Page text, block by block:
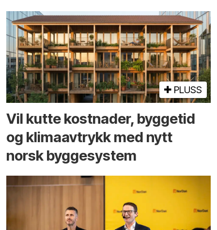
PLUSS
Vil kutte kostnader, byggetid
og klima­avtrykk med nytt
norsk bygge­system